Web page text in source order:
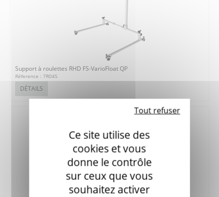
Support à roulettes RHD FS-VarioFloat QP
Réference : 7R04S
DÉTAILS
Ce site utilise des
cookies et vous
donne le contrôle
sur ceux que vous
souhaitez activer
Tout refuser